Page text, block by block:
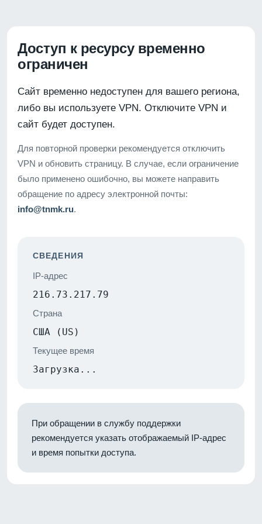
Доступ к ресурсу временно
ограничен
Сайт временно недоступен для вашего региона,
либо вы используете VPN. Отключите VPN и
сайт будет доступен.
Для повторной проверки рекомендуется отключить
VPN и обновить страницу. В случае, если ограничение
было применено ошибочно, вы можете направить
обращение по адресу электронной почты:
info@tnmk.ru.
СВЕДЕНИЯ
IP-адрес
216.73.217.79
Страна
США (US)
Текущее время
Загрузка...
При обращении в службу поддержки
рекомендуется указать отображаемый IP-адрес
и время попытки доступа.